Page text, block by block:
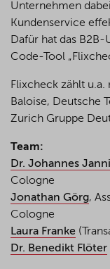
Unternehmen
Kundenservice
Dafür hat das
Code-Tool
Flixcheck zählt
Baloise, Deutsche
Zurich Gruppe
Team:
Dr. Johannes
Cologne
Jonathan Görg,
Cologne
Laura Franke
Dr. Benedikt Flöter